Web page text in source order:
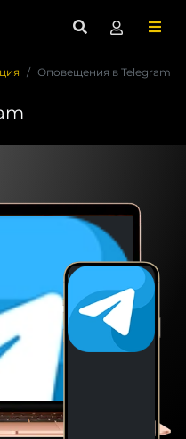
Оповещения в Telegram